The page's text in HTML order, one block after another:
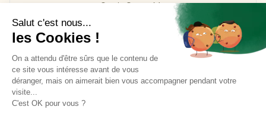
QuelaCrops Mo
IN DEN WARENKORB
Unsere allgemeinen Verkaufsbedingungen
Salut c'est nous...
les Cookies !
On a attendu d'être sûrs que le contenu de
ce site vous intéresse avant de vous
déranger, mais on aimerait bien vous accompagner pendant votre
visite...
C'est OK pour vous ?